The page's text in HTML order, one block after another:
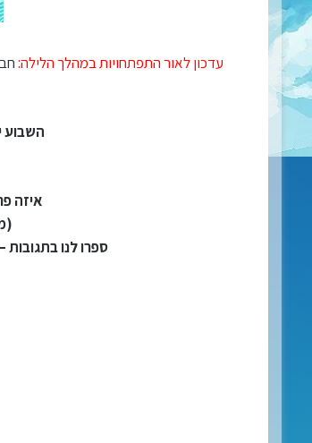
עדכון לאור התפתחויות במהלך הלילה:
השבוע
איזה
ספרו לנו